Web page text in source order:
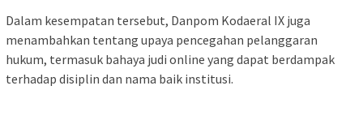
Dalam kesempatan tersebut, Danpom Kodaeral IX juga
menambahkan tentang upaya pencegahan pelanggaran
hukum, termasuk bahaya judi online yang dapat berdampak
terhadap disiplin dan nama baik institusi.